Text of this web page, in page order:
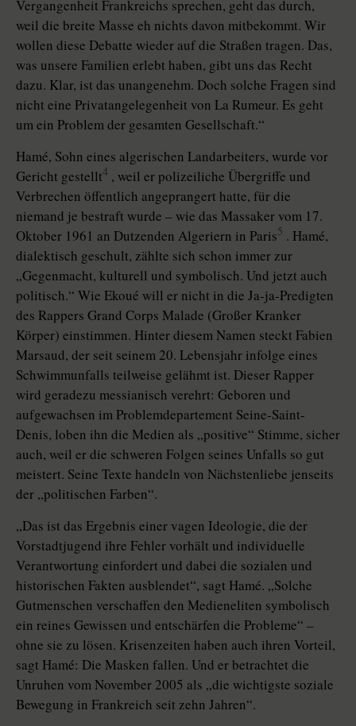
Vergangenheit Frankreichs sprechen, geht das durch,
weil die breite Masse eh nichts davon mitbekommt. Wir
wollen diese Debatte wieder auf die Straßen tragen. Das,
was unsere Familien erlebt haben, gibt uns das Recht
dazu. Klar, ist das unangenehm. Doch solche Fragen sind
nicht eine Privatangelegenheit von La Rumeur. Es geht
um ein Problem der gesamten Gesellschaft.“
Hamé, Sohn eines algerischen Landarbeiters, wurde vor
Gericht gestellt4 , weil er polizeiliche Übergriffe und
Verbrechen öffentlich angeprangert hatte, für die
niemand je bestraft wurde – wie das Massaker vom 17.
Oktober 1961 an Dutzenden Algeriern in Paris5 . Hamé,
dialektisch geschult, zählte sich schon immer zur
„Gegenmacht, kulturell und symbolisch. Und jetzt auch
politisch.“ Wie Ekoué will er nicht in die Ja-ja-Predigten
des Rappers Grand Corps Malade (Großer Kranker
Körper) einstimmen. Hinter diesem Namen steckt Fabien
Marsaud, der seit seinem 20. Lebensjahr infolge eines
Schwimmunfalls teilweise gelähmt ist. Dieser Rapper
wird geradezu messianisch verehrt: Geboren und
aufgewachsen im Problemdepartement Seine-Saint-
Denis, loben ihn die Medien als „positive“ Stimme, sicher
auch, weil er die schweren Folgen seines Unfalls so gut
meistert. Seine Texte handeln von Nächstenliebe jenseits
der „politischen Farben“.
„Das ist das Ergebnis einer vagen Ideologie, die der
Vorstadtjugend ihre Fehler vorhält und individuelle
Verantwortung einfordert und dabei die sozialen und
historischen Fakten ausblendet“, sagt Hamé. „Solche
Gutmenschen verschaffen den Medieneliten symbolisch
ein reines Gewissen und entschärfen die Probleme“ –
ohne sie zu lösen. Krisenzeiten haben auch ihren Vorteil,
sagt Hamé: Die Masken fallen. Und er betrachtet die
Unruhen vom November 2005 als „die wichtigste soziale
Bewegung in Frankreich seit zehn Jahren“.